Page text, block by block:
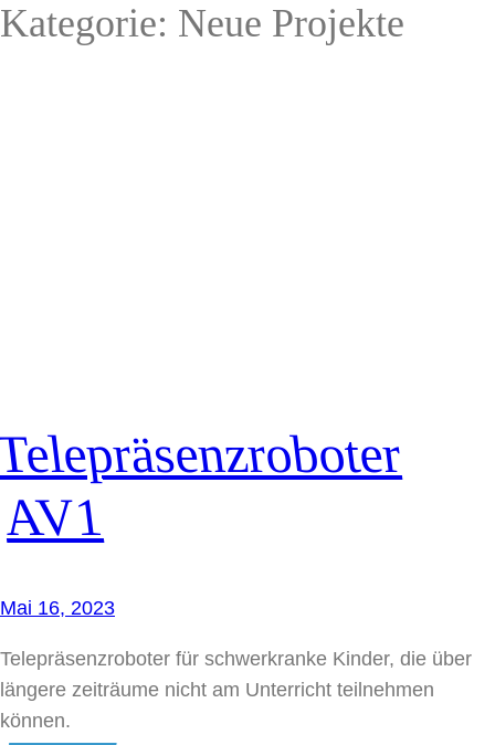
Kategorie: Neue Projekte
AV1
Mai 16, 2023
Telepräsenzroboter für schwerkranke Kinder, die über
längere zeiträume nicht am Unterricht teilnehmen
können.